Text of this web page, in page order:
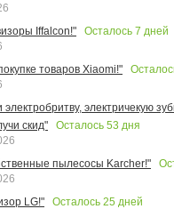
Iffalcon!"
Осталось 7 дней
товаров Xiaomi!"
электричекую
скид"
Осталось 53 дня
пылесосы Karcher!"
LG!"
Осталось 25 дней